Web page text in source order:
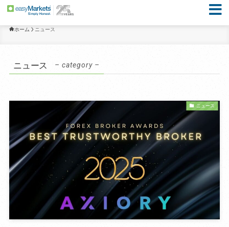
ホーム ニュース
ニュース – category –
ニュース